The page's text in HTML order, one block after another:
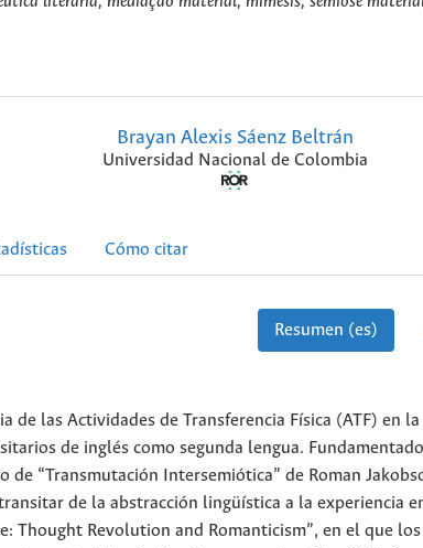
Brayan Alexis Sáenz Beltrán
Universidad Nacional de Colombia
Cómo citar
Resumen (es)
de las Actividades de Transferencia Física (ATF) en
de inglés como segunda lengua.
de “Transmutación Intersemiótica” de Roman
de la abstracción lingüística a la experiencia
Thought Revolution and Romanticism”, en el que